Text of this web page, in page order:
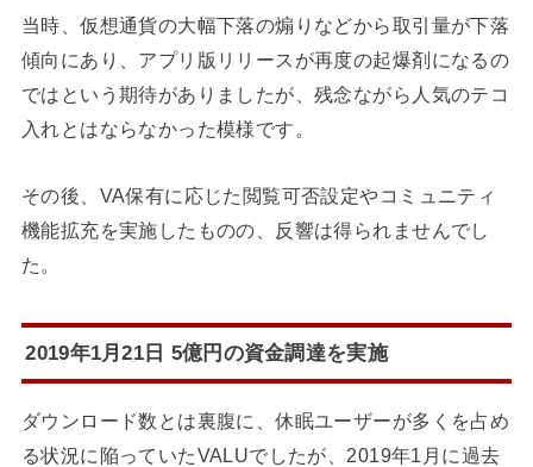
当時、仮想通貨の大幅下落の煽りなどから取引量が下落
傾向にあり、アプリ版リリースが再度の起爆剤になるの
ではという期待がありましたが、残念ながら人気のテコ
入れとはならなかった模様です。
その後、VA保有に応じた閲覧可否設定やコミュニティ
機能拡充を実施したものの、反響は得られませんでし
た。
2019年1月21日 5億円の資金調達を実施
ダウンロード数とは裏腹に、休眠ユーザーが多くを占め
る状況に陥っていたVALUでしたが、2019年1月に過去